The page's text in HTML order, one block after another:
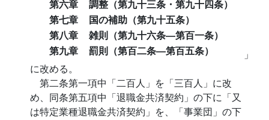
第六章
調整（第九十三条・第九十四条）
第七章
国の補助（第九十五条）
第八章
雑則（第九十六条―第百一条）
第九章
罰則（第百二条―第百五条）
」
に改める。
第二条第一項中「二百人」を「三百人」に改
め、同条第五項中「退職金共済契約」の下に「又
は特定業種退職金共済契約」を、「事業団」の下